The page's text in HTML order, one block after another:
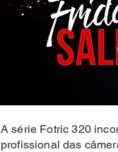
A série Fotric 320
profissional das